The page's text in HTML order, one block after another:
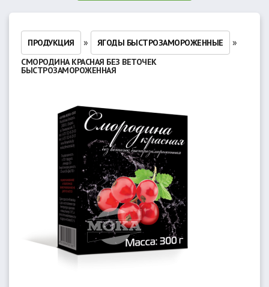
ПРОДУКЦИЯ » ЯГОДЫ БЫСТРОЗАМОРОЖЕННЫЕ »
СМОРОДИНА КРАСНАЯ БЕЗ ВЕТОЧЕК
БЫСТРОЗАМОРОЖЕННАЯ